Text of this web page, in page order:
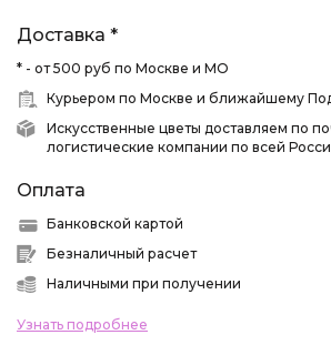
Доставка *
* - от 500 руб по Москве и МО
Курьером по Москве и ближайшему
Искусственные цветы доставляем по
логистические компании по всей
Оплата
Банковской картой
Безналичный расчет
Наличными при получении
Узнать подробнее